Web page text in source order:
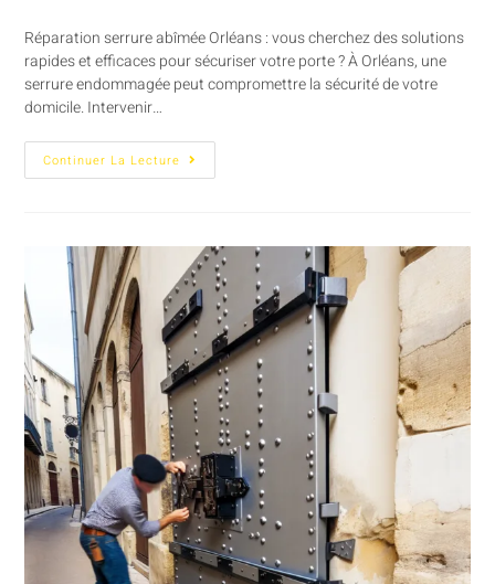
Réparation serrure abîmée Orléans : vous cherchez des solutions
rapides et efficaces pour sécuriser votre porte ? À Orléans, une
serrure endommagée peut compromettre la sécurité de votre
domicile. Intervenir…
Continuer La Lecture